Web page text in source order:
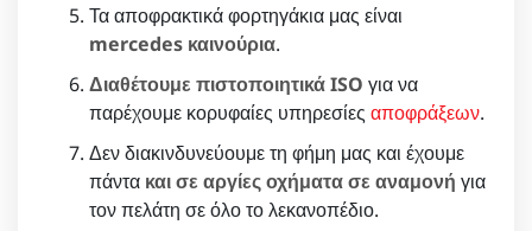
Τα αποφρακτικά φορτηγάκια μας είναι
mercedes καινούρια.
Διαθέτουμε πιστοποιητικά ISO για να
παρέχουμε κορυφαίες υπηρεσίες αποφράξεων.
Δεν διακινδυνεύουμε τη φήμη μας και έχουμε
πάντα και σε αργίες οχήματα σε αναμονή για
τον πελάτη σε όλο το λεκανοπέδιο.